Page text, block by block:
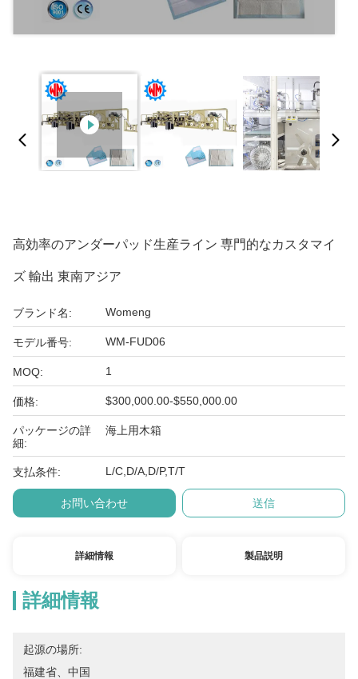
高効率のアンダーパッド生産ライン 専門的なカスタマイ
ズ 輸出 東南アジア
ブランド名: Womeng
モデル番号: WM-FUD06
MOQ: 1
価格: $300,000.00-$550,000.00
パッケージの詳
細:
海上用木箱
支払条件: L/C,D/A,D/P,T/T
お問い合わせ 送信
詳細情報 製品説明
詳細情報
起源の場所:
福建省、中国